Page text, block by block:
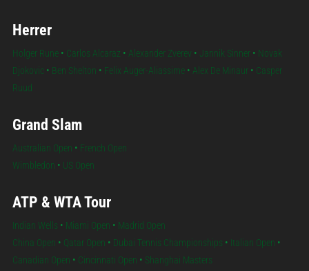
Herrer
Holger Rune• Carlos Alcaraz • Alexander Zverev • Jannik Sinner• Novak
Djokovic• Ben Shelton • Felix Auger-Aliassime• Alex De Minaur• Casper
Ruud
Grand Slam
Australian Open • French Open
Wimbledon • US Open
ATP & WTA Tour
Indian Wells • Miami Open • Madrid Open
China Open • Qatar Open • Dubai Tennis Championships • Italian Open •
Canadian Open • Cincinnati Open • Shanghai Masters